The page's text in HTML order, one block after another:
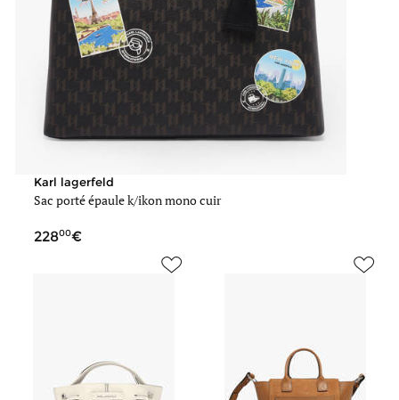
Karl lagerfeld
Sac porté épaule k/ikon mono cuir
22800